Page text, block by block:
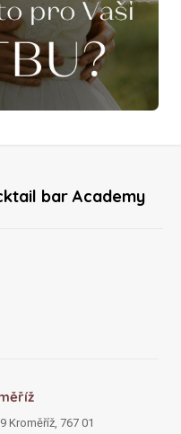
bar Academy
Kroměříž, 767 01